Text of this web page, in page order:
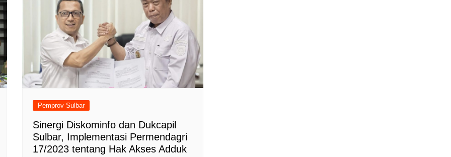
Pemprov Sulbar
Sinergi Diskominfo dan Dukcapil
Sulbar, Implementasi Permendagri
17/2023 tentang Hak Akses Adduk